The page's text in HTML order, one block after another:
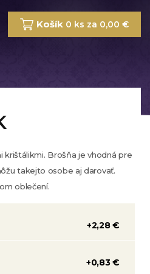
Košík 0 ks za 0,00 €
krištálikmi. Brošňa je vhodná pre
takejto osobe aj darovať.
oblečení.
+2,28 €
+0,83 €